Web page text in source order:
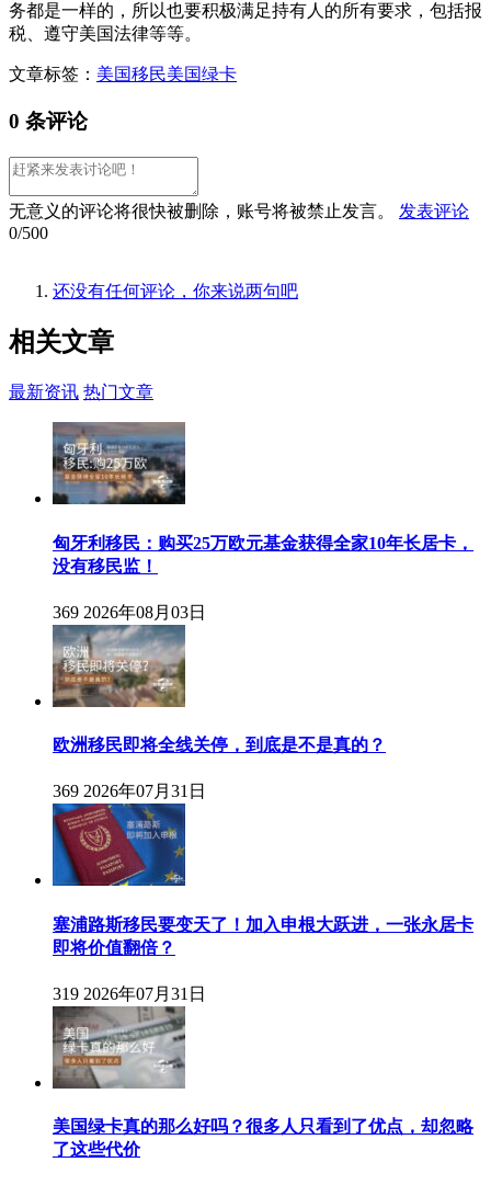
务都是一样的，所以也要积极满足持有人的所有要求，包括报
税、遵守美国法律等等。
文章标签： 美国移民美国绿卡
0 条评论
无意义的评论将很快被删除，账号将被禁止发言。
发表评论
0/500
还没有任何评论，你来说两句吧
相关文章
最新资讯 热门文章
匈牙利移民：购买25万欧元基金获得全家10年长居卡，
没有移民监！
369 2026年08月03日
欧洲移民即将全线关停，到底是不是真的？
369 2026年07月31日
塞浦路斯移民要变天了！加入申根大跃进，一张永居卡
即将价值翻倍？
319 2026年07月31日
美国绿卡真的那么好吗？很多人只看到了优点，却忽略
了这些代价